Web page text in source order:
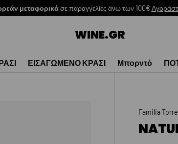
μεταφορικάσε παραγγελίες άνω των 100€
WINE.GR
ΕΙΣΑΓΩΜΕΝΟ ΚΡΑΣΙ Μπορντό
Familia